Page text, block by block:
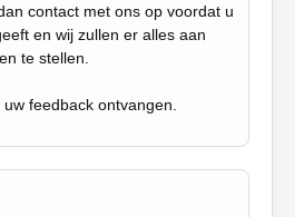
contact met ons op voordat u
en wij zullen er alles aan
te stellen.
feedback ontvangen.